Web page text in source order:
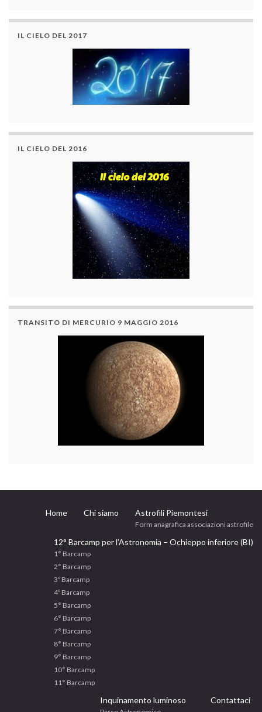
IL CIELO DEL 2017
IL CIELO DEL 2016
TRANSITO DI MERCURIO 9 MAGGIO 2016
Home Chi siamo Astrofili Piemontesi
Form anagrafica associazioni astrofile
12° Barcamp per l’Astronomia – Ochieppo inferiore (BI)
1° Barcamp
2° Barcamp
3º Barcamp
4º Barcamp
5° Barcamp
6° Barcamp
7° Barcamp
8° Barcamp
9° Barcamp
10° Barcamp
11° Barcamp
Inquinamento luminoso Contattaci